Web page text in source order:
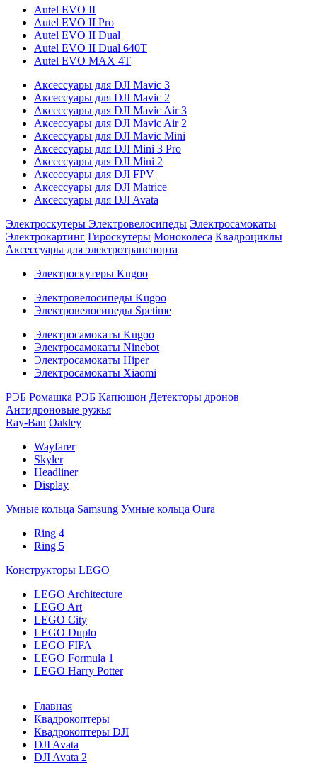
Autel EVO II
Autel EVO II Pro
Autel EVO II Dual
Autel EVO II Dual 640T
Autel EVO MAX 4T
Аксессуары для DJI Mavic 3
Аксессуары для DJI Mavic 2
Аксессуары для DJI Mavic Air 3
Аксессуары для DJI Mavic Air 2
Аксессуары для DJI Mavic Mini
Аксессуары для DJI Mini 3 Pro
Аксессуары для DJI Mini 2
Аксессуары для DJI FPV
Аксессуары для DJI Matrice
Аксессуары для DJI Avata
Электроскутеры Электровелосипеды Электросамокаты
Электрокартинг Гироскутеры Моноколеса Квадроциклы
Аксессуары для электротранспорта
Электроскутеры Kugoo
Электровелосипеды Kugoo
Электровелосипеды Spetime
Электросамокаты Kugoo
Электросамокаты Ninebot
Электросамокаты Hiper
Электросамокаты Xiaomi
РЭБ Ромашка РЭБ Капюшон Детекторы дронов
Антидроновые ружья
Ray-Ban Oakley
Wayfarer
Skyler
Headliner
Display
Умные кольца Samsung Умные кольца Oura
Ring 4
Ring 5
Конструкторы LEGO
LEGO Architecture
LEGO Art
LEGO City
LEGO Duplo
LEGO FIFA
LEGO Formula 1
LEGO Harry Potter
Главная
Квадрокоптеры
Квадрокоптеры DJI
DJI Avata
DJI Avata 2